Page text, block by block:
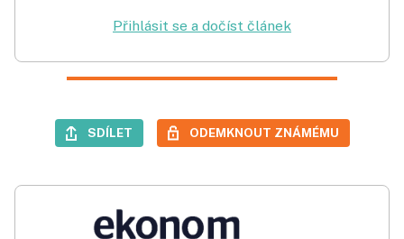
Přihlásit se a dočíst článek
SDÍLET ODEMKNOUT ZNÁMÉMU